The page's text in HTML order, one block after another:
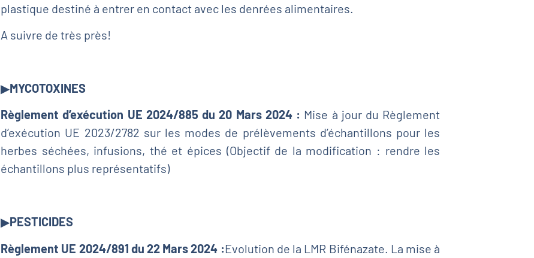
plastique destiné à entrer en contact avec les denrées alimentaires.
A suivre de très près!
▶MYCOTOXINES
Règlement d’exécution UE 2024/885 du 20 Mars 2024 : Mise à jour du Règlement
d’exécution UE 2023/2782 sur les modes de prélèvements d’échantillons pour les
herbes séchées, infusions, thé et épices (Objectif de la modification : rendre les
échantillons plus représentatifs)
▶PESTICIDES
Règlement UE 2024/891 du 22 Mars 2024 :Evolution de la LMR Bifénazate. La mise à